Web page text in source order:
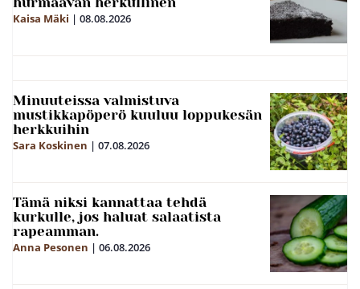
Kaisa Mäki | 08.08.2026
Minuuteissa valmistuva
mustikkapöperö kuuluu loppukesän
herkkuihin
Sara Koskinen | 07.08.2026
Tämä niksi kannattaa tehdä
kurkulle, jos haluat salaatista
rapeamman.
Anna Pesonen | 06.08.2026